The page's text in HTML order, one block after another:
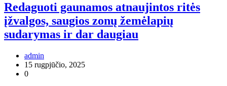
Redaguoti gaunamos atnaujintos ritės
įžvalgos, saugios zonų žemėlapių
sudarymas ir dar daugiau
admin
15 rugpjūčio, 2025
0